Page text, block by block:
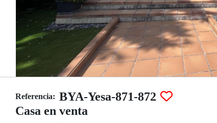
Referencia: BYA-Yesa-871-872
Casa en venta